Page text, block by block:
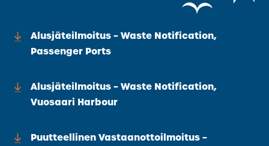
Alusjäteilmoitus – Waste Notification,
Passenger Ports
Alusjäteilmoitus – Waste Notification,
Vuosaari Harbour
Puutteellinen Vastaanottoilmoitus –